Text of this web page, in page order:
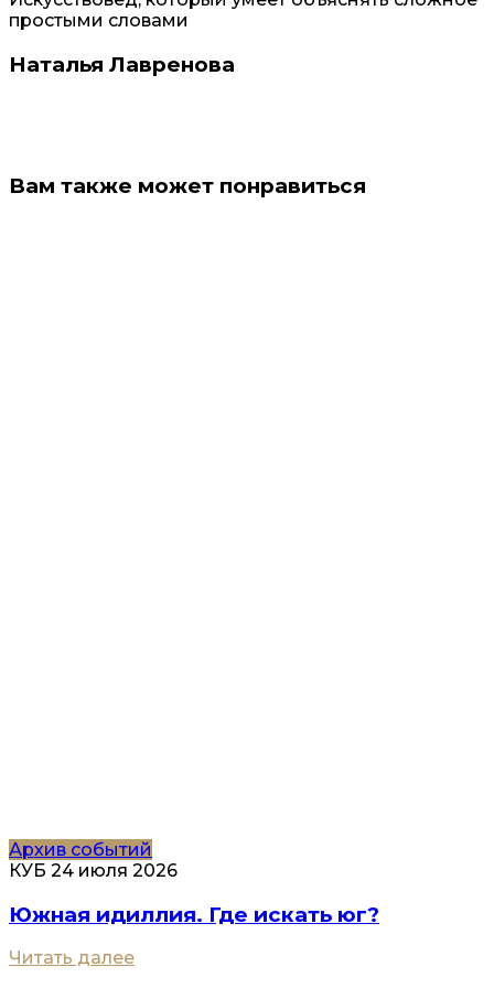
простыми словами
Наталья Лавренова
Вам также может понравиться
Архив событий
КУБ 24 июля 2026
Южная идиллия. Где искать юг?
Читать далее